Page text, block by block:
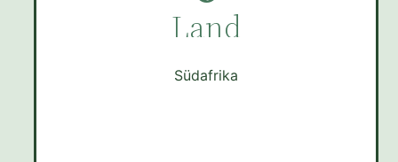
Land
Südafrika